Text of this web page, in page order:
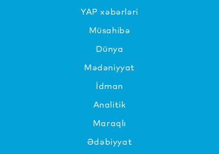
YAP xəbərləri
Müsahibə
Dünya
Mədəniyyat
İdman
Analitik
Maraqlı
Ədəbiyyat